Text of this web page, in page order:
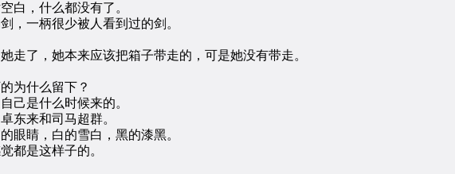
，什么都没有了。
一柄很少被人看到过的剑。
了，她本来应该把箱子带走的，可是她没有带走。
为什么留下？
是什么时候来的。
来和司马超群。
睛，白的雪白，黑的漆黑。
是这样子的。